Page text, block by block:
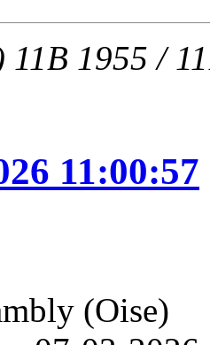
11B 1955 /
11:00:57
(Oise)